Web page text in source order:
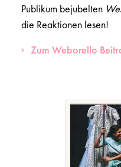
Publikum bejubelten
die Reaktionen lesen!
Zum Weborello